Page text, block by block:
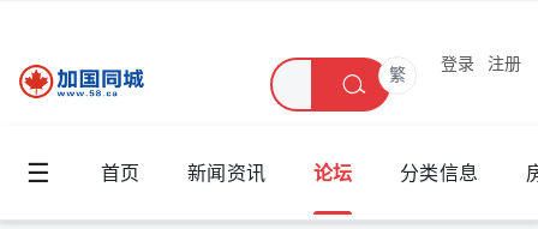
繁
登录 注册
☰ 首页 新闻资讯 论坛 分类信息